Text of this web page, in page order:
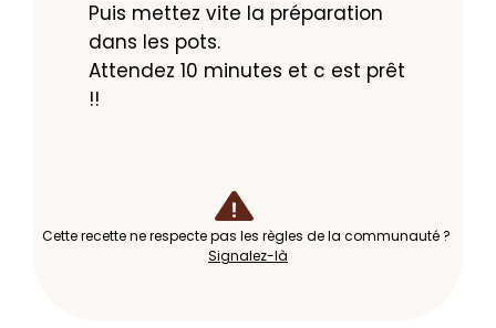
Puis mettez vite la préparation
dans les pots.
Attendez 10 minutes et c est prêt
!!
Cette recette ne respecte pas les règles de la communauté ?
Signalez-là